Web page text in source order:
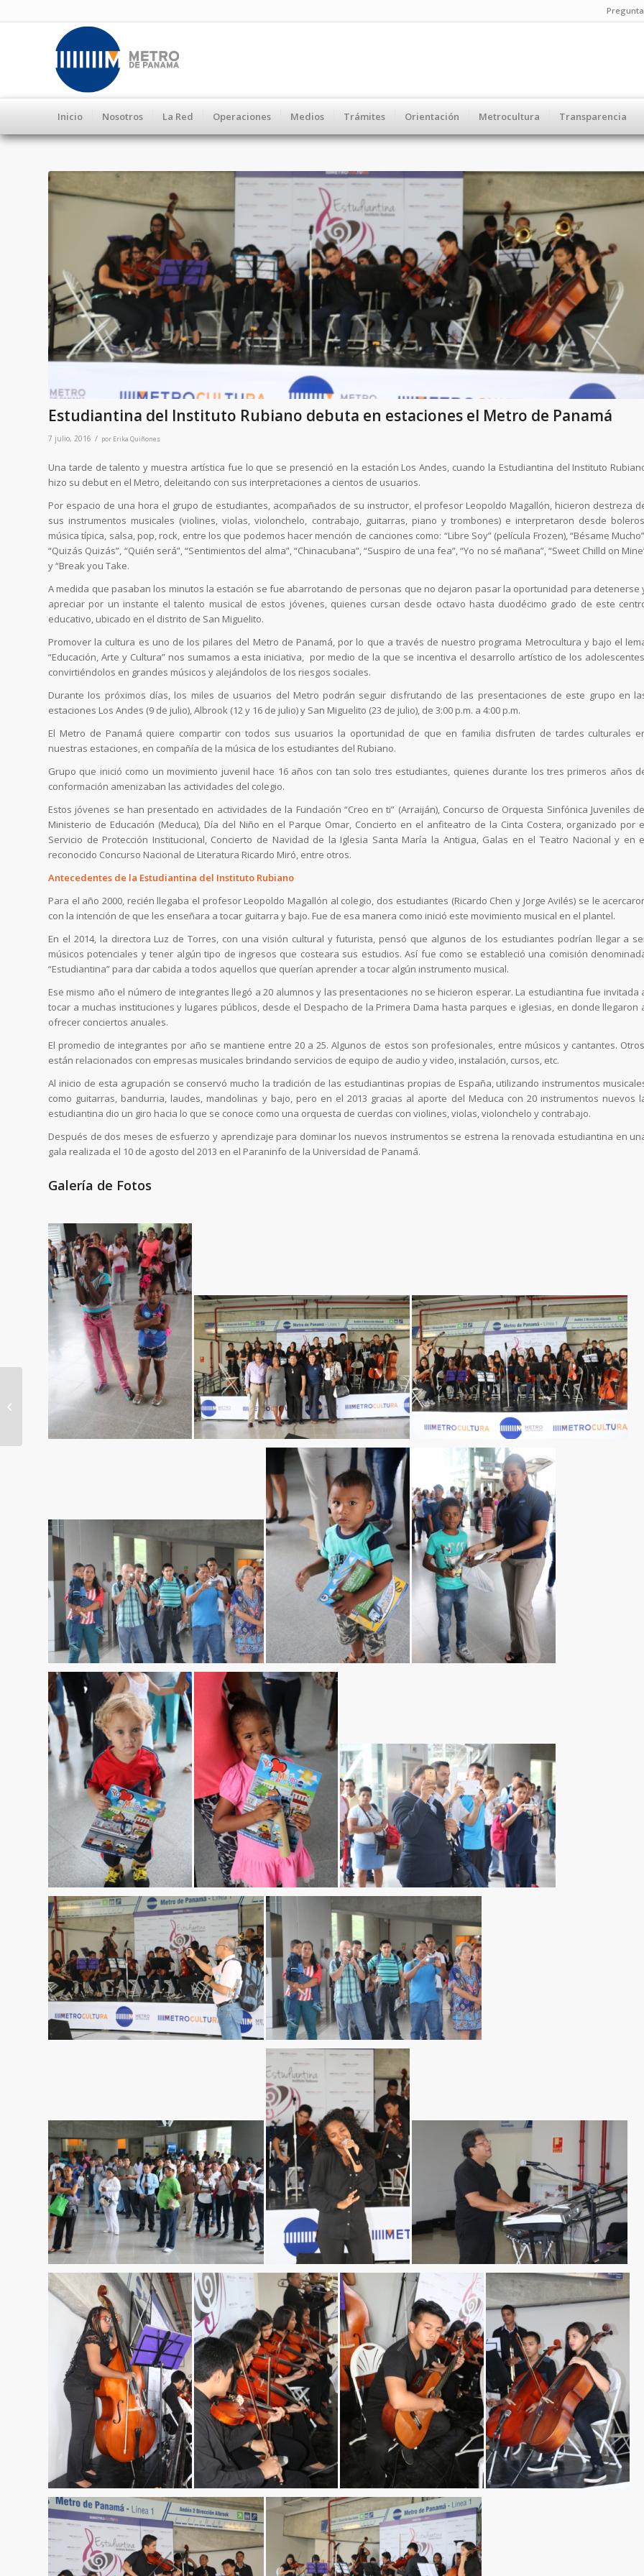
Inicio Nosotros La Red Operaciones Medios Trámites Orientación Metrocultura Transparencia
Estudiantina del Instituto Rubiano debuta en estaciones el Metro de Panamá
7 julio, 2016 / por Erika Quiñones
Una tarde de talento y muestra artística fue lo que se presenció en la estación Los Andes, cuando la Estudiantina del Instituto
hizo su debut en el Metro, deleitando con sus interpretaciones a cientos de usuarios.
Por espacio de una hora el grupo de estudiantes, acompañados de su instructor, el profesor Leopoldo Magallón, hicieron destreza
sus instrumentos musicales (violines, violas, violonchelo, contrabajo, guitarras, piano y trombones) e interpretaron desde
música típica, salsa, pop, rock, entre los que podemos hacer mención de canciones como: “Libre Soy” (película Frozen), “Bésame
“Quizás Quizás”, “Quién será”, “Sentimientos del alma”, “Chinacubana”, “Suspiro de una fea”, “Yo no sé mañana”, “Sweet Chilld on
y “Break you Take.
A medida que pasaban los minutos la estación se fue abarrotando de personas que no dejaron pasar la oportunidad para detenerse
apreciar por un instante el talento musical de estos jóvenes, quienes cursan desde octavo hasta duodécimo grado de este
educativo, ubicado en el distrito de San Miguelito.
Promover la cultura es uno de los pilares del Metro de Panamá, por lo que a través de nuestro programa Metrocultura y bajo el
“Educación, Arte y Cultura” nos sumamos a esta iniciativa, por medio de la que se incentiva el desarrollo artístico de los
convirtiéndolos en grandes músicos y alejándolos de los riesgos sociales.
Durante los próximos días, los miles de usuarios del Metro podrán seguir disfrutando de las presentaciones de este grupo en
estaciones Los Andes (9 de julio), Albrook (12 y 16 de julio) y San Miguelito (23 de julio), de 3:00 p.m. a 4:00 p.m.
El Metro de Panamá quiere compartir con todos sus usuarios la oportunidad de que en familia disfruten de tardes culturales
nuestras estaciones, en compañía de la música de los estudiantes del Rubiano.
Grupo que inició como un movimiento juvenil hace 16 años con tan solo tres estudiantes, quienes durante los tres primeros años
conformación amenizaban las actividades del colegio.
Estos jóvenes se han presentado en actividades de la Fundación “Creo en ti” (Arraiján), Concurso de Orquesta Sinfónica Juveniles
Ministerio de Educación (Meduca), Día del Niño en el Parque Omar, Concierto en el anfiteatro de la Cinta Costera, organizado por
Servicio de Protección Institucional, Concierto de Navidad de la Iglesia Santa María la Antigua, Galas en el Teatro Nacional y en
reconocido Concurso Nacional de Literatura Ricardo Miró, entre otros.
Antecedentes de la Estudiantina del Instituto Rubiano
Para el año 2000, recién llegaba el profesor Leopoldo Magallón al colegio, dos estudiantes (Ricardo Chen y Jorge Avilés) se le
con la intención de que les enseñara a tocar guitarra y bajo. Fue de esa manera como inició este movimiento musical en el plantel.
En el 2014, la directora Luz de Torres, con una visión cultural y futurista, pensó que algunos de los estudiantes podrían llegar a
músicos potenciales y tener algún tipo de ingresos que costeara sus estudios. Así fue como se estableció una comisión
“Estudiantina” para dar cabida a todos aquellos que querían aprender a tocar algún instrumento musical.
Ese mismo año el número de integrantes llegó a 20 alumnos y las presentaciones no se hicieron esperar. La estudiantina fue invitada
tocar a muchas instituciones y lugares públicos, desde el Despacho de la Primera Dama hasta parques e iglesias, en donde llegaron
ofrecer conciertos anuales.
El promedio de integrantes por año se mantiene entre 20 a 25. Algunos de estos son profesionales, entre músicos y cantantes.
están relacionados con empresas musicales brindando servicios de equipo de audio y video, instalación, cursos, etc.
Al inicio de esta agrupación se conservó mucho la tradición de las estudiantinas propias de España, utilizando instrumentos
como guitarras, bandurria, laudes, mandolinas y bajo, pero en el 2013 gracias al aporte del Meduca con 20 instrumentos nuevos
estudiantina dio un giro hacia lo que se conoce como una orquesta de cuerdas con violines, violas, violonchelo y contrabajo.
Después de dos meses de esfuerzo y aprendizaje para dominar los nuevos instrumentos se estrena la renovada estudiantina en
gala realizada el 10 de agosto del 2013 en el Paraninfo de la Universidad de Panamá.
Galería de Fotos
Niños de la comarca
Ngäbe Buglé y del
distrito de Cañazas